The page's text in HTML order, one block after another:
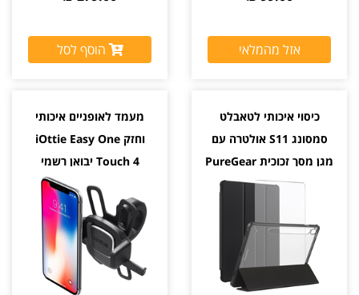
אזל מהמלאי הוסף לסל
כיסוי איכותי לטאבלט
סמסונג S11 אולטרה עם
מגן מסך זכוכית PureGear
מעמד לאופניים איכותי
וחזק iOttie Easy One
Touch 4 יבואן רשמי